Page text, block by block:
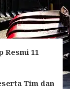
Resmi 11
Tim dan